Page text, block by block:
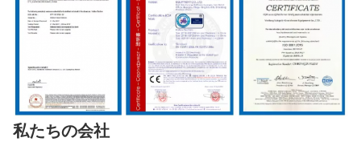
私たちの会社